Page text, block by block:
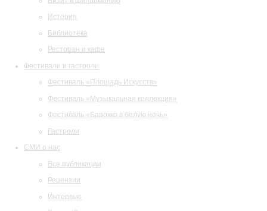
История
Библиотека
Ресторан и кафе
Фестивали и гастроли
Фестиваль «Площадь Искусств»
Фестиваль «Музыкальная коллекция»
Фестиваль «Барокко в белую ночь»
Гастроли
СМИ о нас
Все публикации
Рецензии
Интервью